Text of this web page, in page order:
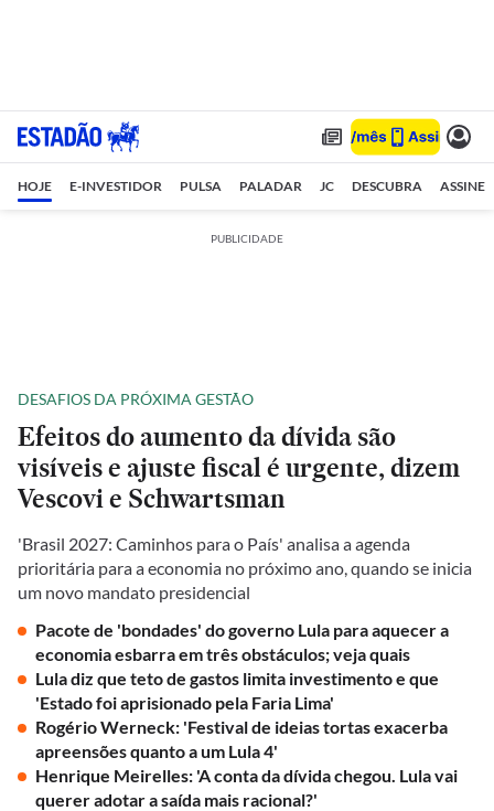
HOJE E-INVESTIDOR PULSA PALADAR JC DESCUBRA ASSINE
PUBLICIDADE
DESAFIOS DA PRÓXIMA GESTÃO
Efeitos do aumento da dívida são
visíveis e ajuste fiscal é urgente, dizem
Vescovi e Schwartsman
'Brasil 2027: Caminhos para o País' analisa a agenda
prioritária para a economia no próximo ano, quando se inicia
um novo mandato presidencial
Pacote de 'bondades' do governo Lula para aquecer a
economia esbarra em três obstáculos; veja quais
Lula diz que teto de gastos limita investimento e que
'Estado foi aprisionado pela Faria Lima'
Rogério Werneck: 'Festival de ideias tortas exacerba
apreensões quanto a um Lula 4'
Henrique Meirelles: 'A conta da dívida chegou. Lula vai
querer adotar a saída mais racional?'